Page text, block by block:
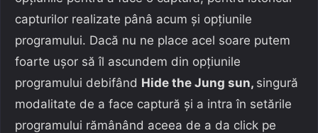
capturilor realizate pânâ acum și opțiunile
programului. Dacă nu ne place acel soare putem
foarte ușor să îl ascundem din opțiunile
programului debifând Hide the Jung sun, singură
modalitate de a face captură și a intra în setările
programului rămânând aceea de a da click pe